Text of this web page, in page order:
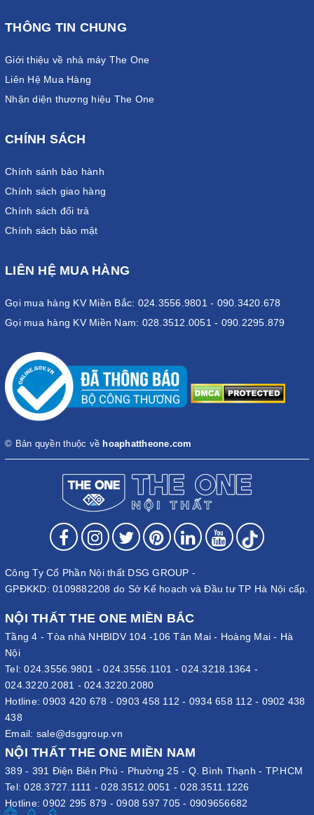
THÔNG TIN CHUNG
Giới thiệu về nhà máy The One
Liên Hệ Mua Hàng
Nhận diện thương hiệu The One
CHÍNH SÁCH
Chính sánh bảo hành
Chính sách giao hàng
Chính sách đổi trả
Chính sách bảo mật
LIÊN HỆ MUA HÀNG
Gọi mua hàng KV Miền Bắc: 024.3556.9801 - 090.3420.678
Gọi mua hàng KV Miền Nam: 028.3512.0051 - 090.2295.879
© Bản quyền thuộc về hoaphattheone.com
Công Ty Cổ Phần Nội thất DSG GROUP -
GPĐKKD: 0109882208 do Sở Kế hoạch và Đầu tư TP Hà Nội cấp.
NỘI THẤT THE ONE MIỀN BẮC
Tầng 4 - Tòa nhà NHBIDV 104 -106 Tân Mai - Hoàng Mai - Hà
Nội
Tel:024.3556.9801 -024.3556.1101 -024.3218.1364 -
024.3220.2081 - 024.3220.2080
Hotline:0903 420 678 - 0903 458 112 - 0934 658 112 - 0902 438
438
Email: sale@dsggroup.vn
NỘI THẤT THE ONE MIỀN NAM
389 - 391 Điện Biên Phủ - Phường 25 - Q. Bình Thạnh - TP.HCM
Tel:028.3727.1111 -028.3512.0051 -028.3511.1226
Hotline:0902 295 879 - 0908 597 705 - 0909656682